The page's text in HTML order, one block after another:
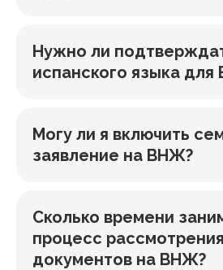
Нужно ли
испанского языка
Могу ли я включить
заявление на ВНЖ?
Сколько времени
процесс рассмотрения
документов на ВНЖ?